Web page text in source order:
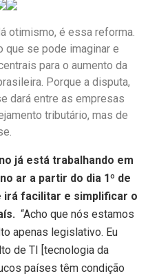
otimismo, é essa reforma.
que se pode imaginar e
para o aumento da
Porque a disputa,
dará entre as empresas
tributário, mas de
já está trabalhando em
ar a partir do dia 1º de
irá facilitar e simplificar o
“Acho que nós estamos
apenas legislativo. Eu
de TI [tecnologia da
países têm condição